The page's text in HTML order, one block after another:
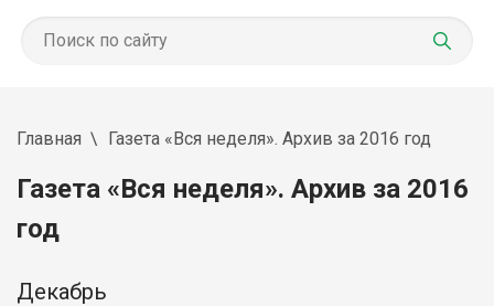
Главная Газета «Вся неделя». Архив за 2016 год
Газета «Вся неделя». Архив за 2016
год
Декабрь